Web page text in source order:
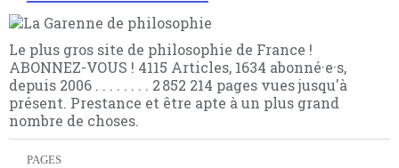
Le plus gros site de philosophie de France !
ABONNEZ-VOUS ! 4115 Articles, 1634 abonné·e·s,
depuis 2006 . . . . . . . . 2 852 214 pages vues jusqu'à
présent. Prestance et être apte à un plus grand
nombre de choses.
PAGES